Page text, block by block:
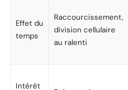
Effet du
temps
Raccourcissement,
division cellulaire
au ralenti
Intérêt